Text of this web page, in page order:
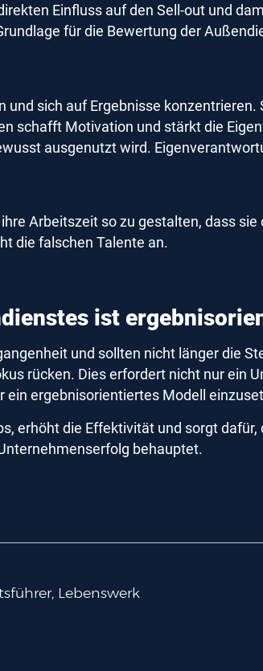
Einfluss auf den Sell-out und
für die Bewertung der
sich auf Ergebnisse
schafft Motivation und stärkt die
ausgenutzt wird.
Arbeitszeit so zu gestalten, dass
die falschen Talente an.
ist
und sollten nicht länger die
rücken. Dies erfordert nicht nur ein
ergebnisorientiertes Modell
erhöht die Effektivität und sorgt
behauptet.
Lebenswerk